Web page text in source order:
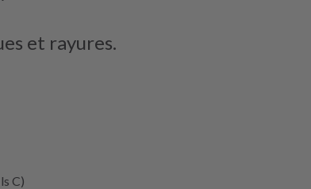
et rayures.
C)